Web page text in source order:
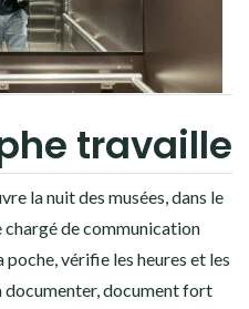
travaille
la nuit des musées, dans le
chargé de communication
vérifie les heures et les
documenter, document fort